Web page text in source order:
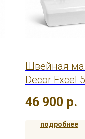
Швейная
Decor Excel
46 900 р.
подробнее